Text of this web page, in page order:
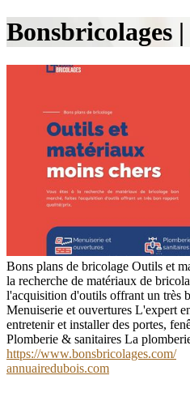
Bonsbricola­ges
Bons plans de bricolage Outils et
la recherche de matériaux de
l'acquisition d'outils offrant un très
Menuiserie et ouvertures L'expert
entretenir et installer des portes,
Plomberie & sanitaires La
https://www.bonsbricolages.com/
annuairedubois.com